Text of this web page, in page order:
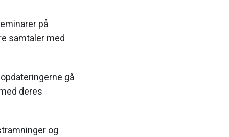
på
samtaler med
gå
deres
og